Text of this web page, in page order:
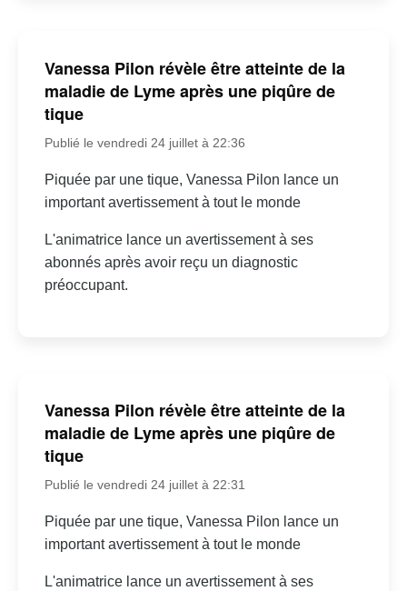
Vanessa Pilon révèle être atteinte de la
maladie de Lyme après une piqûre de
tique
Publié le vendredi 24 juillet à 22:36
Piquée par une tique, Vanessa Pilon lance un
important avertissement à tout le monde
L'animatrice lance un avertissement à ses
abonnés après avoir reçu un diagnostic
préoccupant.
Vanessa Pilon révèle être atteinte de la
maladie de Lyme après une piqûre de
tique
Publié le vendredi 24 juillet à 22:31
Piquée par une tique, Vanessa Pilon lance un
important avertissement à tout le monde
L'animatrice lance un avertissement à ses